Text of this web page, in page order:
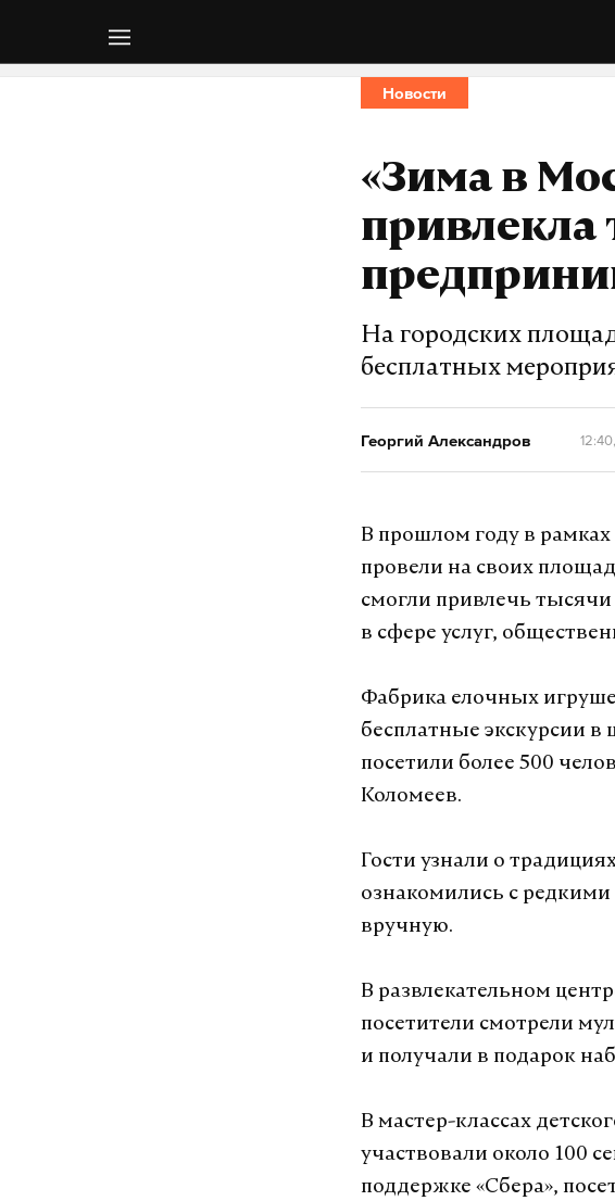
Новости
«Зима в
привлекла
На городских
бесплатных
Георгий Александров
В прошлом году в
провели на своих
смогли привлечь
в сфере услуг,
Фабрика елочных
бесплатные экскурсии в
посетили более 500
Коломеев.
Гости узнали о
ознакомились с
вручную.
В развлекательном
посетители смотрели
и получали в подарок
В мастер-классах
участвовали около 100
поддержке «Сбера»,